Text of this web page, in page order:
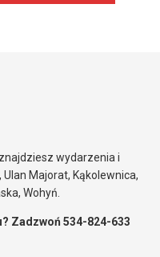
wydarzenia i
Majorat, Kąkolewnica,
Wohyń.
Zadzwoń 534-824-633